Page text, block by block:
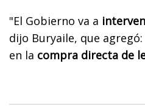
"El Gobierno va a
dijo Buryaile, que
en la compra directa de